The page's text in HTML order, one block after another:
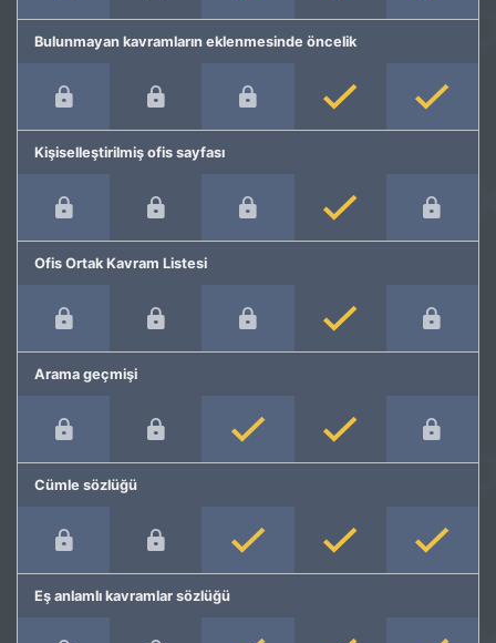
Bulunmayan kavramların eklenmesinde öncelik
Kişiselleştirilmiş ofis sayfası
Ofis Ortak Kavram Listesi
Arama geçmişi
Cümle sözlüğü
Eş anlamlı kavramlar sözlüğü